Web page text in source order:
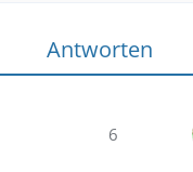
Antworten
6